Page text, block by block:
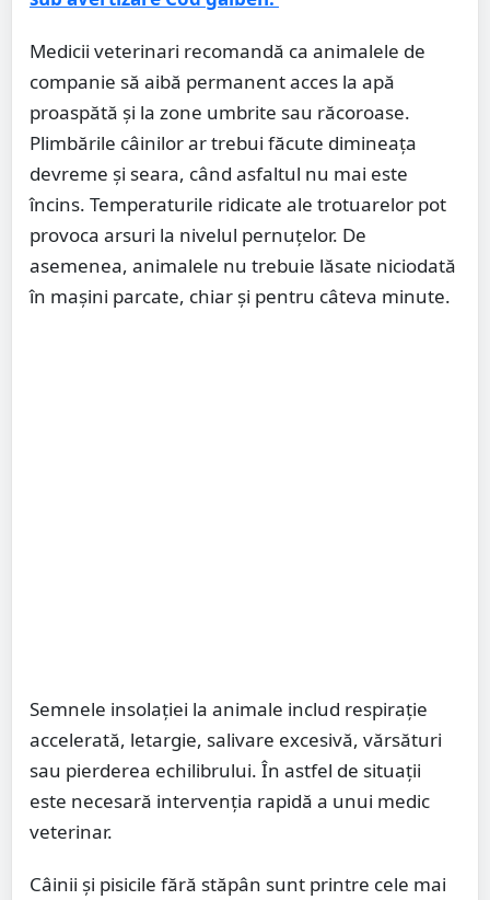
Medicii veterinari recomandă ca animalele de
companie să aibă permanent acces la apă
proaspătă și la zone umbrite sau răcoroase.
Plimbările câinilor ar trebui făcute dimineața
devreme și seara, când asfaltul nu mai este
încins. Temperaturile ridicate ale trotuarelor pot
provoca arsuri la nivelul pernuțelor. De
asemenea, animalele nu trebuie lăsate niciodată
în mașini parcate, chiar și pentru câteva minute.
Semnele insolației la animale includ respirație
accelerată, letargie, salivare excesivă, vărsături
sau pierderea echilibrului. În astfel de situații
este necesară intervenția rapidă a unui medic
veterinar.
Câinii și pisicile fără stăpân sunt printre cele mai